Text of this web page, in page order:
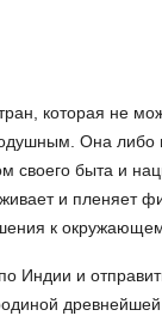
которая не
Она либо
своего быта и
и пленяет
к
Индии и